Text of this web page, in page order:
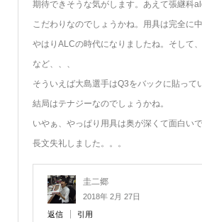
期待できそうな気がします。あえて張継科
こだわりなのでしょうかね。用具は完全に
やはりALCの時代になりましたね。そして
など、、、
そういえば大島選手はQ3をバックに貼って
結局はテナジーなのでしょうかね。
いやぁ、やっぱり用具は奥が深くて面白い
長文失礼しました。。。
圭二郷
2018年 2月 27日
返信 引用